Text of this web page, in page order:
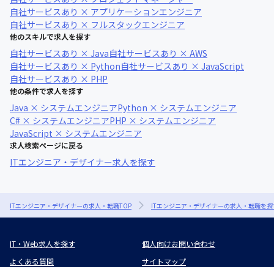
自社サービスあり × アプリケーションエンジニア
自社サービスあり × フルスタックエンジニア
他のスキルで求人を探す
自社サービスあり × Java自社サービスあり × AWS
自社サービスあり × Python自社サービスあり × JavaScript
自社サービスあり × PHP
他の条件で求人を探す
Java × システムエンジニアPython × システムエンジニア
C# × システムエンジニアPHP × システムエンジニア
JavaScript × システムエンジニア
求人検索ページに戻る
ITエンジニア・デザイナー求人を探す
ITエンジニア・デザイナーの求人・転職TOP ITエンジニア・デザイナーの求人・転職を
IT・Web求人を探す
個人向けお問い合わせ
よくある質問
サイトマップ